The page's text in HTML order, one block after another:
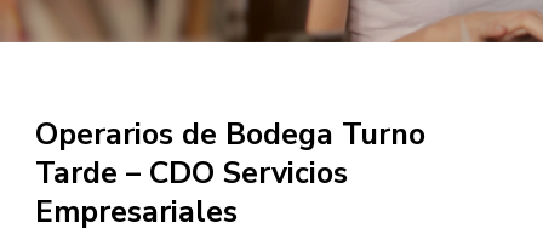
Operarios de Bodega Turno
Tarde – CDO Servicios
Empresariales